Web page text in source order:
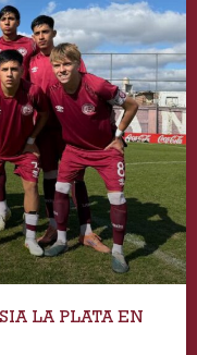
LA PLATA EN